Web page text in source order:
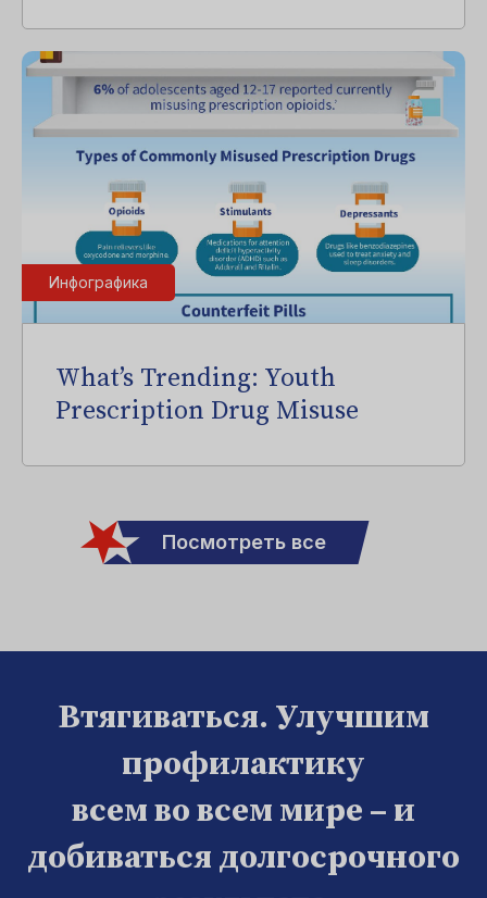
Инфографика
What’s Trending: Youth
Prescription Drug Misuse
Посмотреть все
Втягиваться. Улучшим
профилактику
всем во всем мире – и
добиваться долгосрочного